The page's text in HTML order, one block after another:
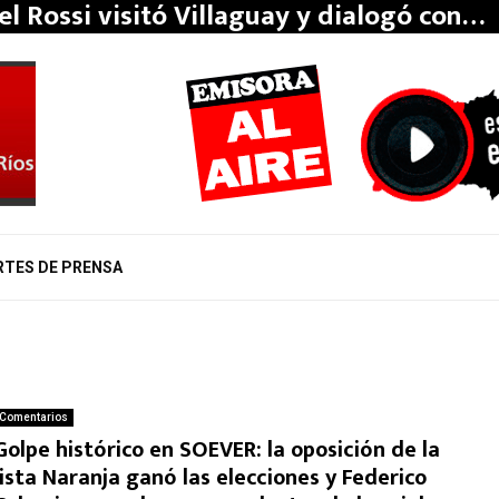
Rossi visitó Villaguay y dialogó con…
DE PRENSA
Comentarios
histórico en SOEVER: la oposición de la
Naranja ganó las elecciones y Federico